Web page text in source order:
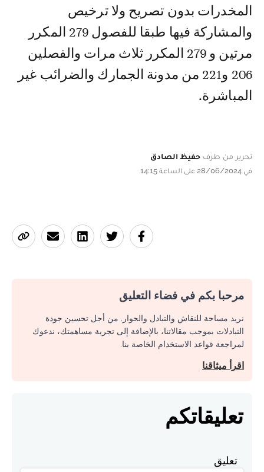
المخدرات بدون تصريح ولا ترخيص
والمشاركة فيها طبقا للفصول 279 المكرر
مرتين و 279 المكرر ثلاث مرات والفصلين
206 و221 من مدونة الجمارك والضرائب غير
المباشرة.
تحرير من طرف حفيظ الصادق
في 28/06/2024 على الساعة 14:15
مرحبا بكم في فضاء التعليق
نريد مساحة للنقاش والتبادل والحوار. من أجل تحسين جودة
التبادلات بموجب مقالاتنا، بالإضافة إلى تجربة مساهمتك، ندعوك
لمراجعة قواعد الاستخدام الخاصة بنا.
اقرأ ميثاقنا
تعليقاتكم
تعليق